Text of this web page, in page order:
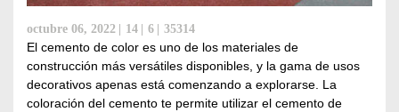
octubre 06, 2022 14 6 35314
El cemento de color es uno de los materiales de
construcción más versátiles disponibles, y la gama de usos
decorativos apenas está comenzando a explorarse. La
coloración del cemento te permite utilizar el cemento de